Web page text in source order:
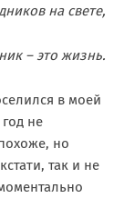
на свете,
– это жизнь.
в моей
не
но
так и не